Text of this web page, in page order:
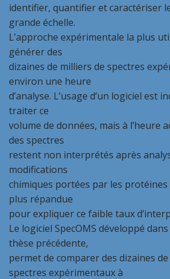
identifier, quantifier et caractériser
grande échelle.
L’approche expérimentale la plus
générer des
dizaines de milliers de spectres
environ une heure
d’analyse. L’usage d’un logiciel est
traiter ce
volume de données, mais à l’heure
des spectres
restent non interprétés après
modifications
chimiques portées par les protéines
plus répandue
pour expliquer ce faible taux
Le logiciel SpecOMS développé dans
thèse précédente,
permet de comparer des dizaines
spectres expérimentaux à